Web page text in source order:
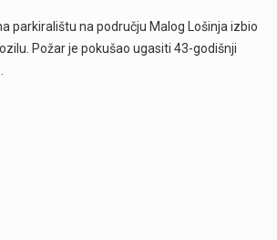
parkiralištu na području Malog Lošinja izbio
Požar je pokušao ugasiti 43-godišnji